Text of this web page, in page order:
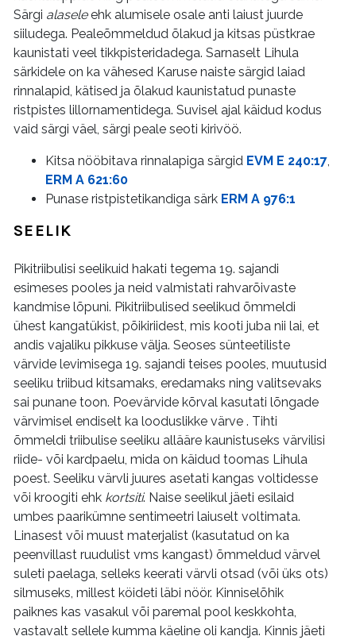
Särgi alaseleehk alumisele osale anti laiust juurde
siiludega. Pealeõmmeldud õlakud ja kitsas püstkrae
kaunistati veel tikkpisteridadega. Sarnaselt Lihula
särkidele on ka vähesed Karuse naiste särgid laiad
rinnalapid, kätised ja õlakud kaunistatud punaste
ristpistes lillornamentidega. Suvisel ajal käidud kodus
vaid särgi väel, särgi peale seoti kirivöö.
Kitsa nööbitava rinnalapiga särgid EVM E 240:17,
ERM A 621:60
Punase ristpistetikandiga särk ERM A 976:1
SEELIK
Pikitriibulisi seelikuid hakati tegema 19. sajandi
esimeses pooles ja neid valmistati rahvarõivaste
kandmise lõpuni. Pikitriibulised seelikud õmmeldi
ühest kangatükist, põikiriidest, mis kooti juba nii lai, et
andis vajaliku pikkuse välja. Seoses sünteetiliste
värvide levimisega 19. sajandi teises pooles, muutusid
seeliku triibud kitsamaks, eredamaks ning valitsevaks
sai punane toon. Poevärvide kõrval kasutati lõngade
värvimisel endiselt ka looduslikke värve . Tihti
õmmeldi triibulise seeliku allääre kaunistuseks värvilisi
riide- või kardpaelu, mida on käidud toomas Lihula
poest. Seeliku värvli juures asetati kangas voltidesse
või kroogiti ehk kortsiti. Naise seelikul jäeti esilaid
umbes paarikümne sentimeetri laiuselt voltimata.
Linasest või muust materjalist (kasutatud on ka
peenvillast ruudulist vms kangast) õmmeldud värvel
suleti paelaga, selleks keerati värvli otsad (või üks ots)
silmuseks, millest köideti läbi nöör. Kinniselõhik
paiknes kas vasakul või paremal pool keskkohta,
vastavalt sellele kumma käeline oli kandja. Kinnis jäeti